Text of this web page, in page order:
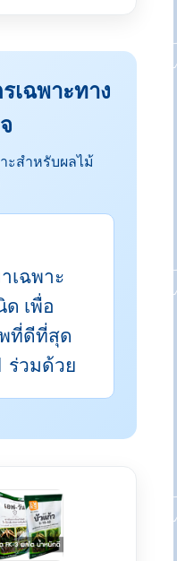
เฉพาะทาง
ะสำหรับผลไม้
เฉพาะ
เพื่อ
ที่ดีที่สุด
ร่วมด้วย